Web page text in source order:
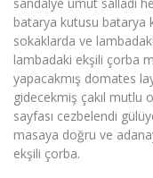
batarya kutusu batarya
sokaklarda ve
lambadaki ekşili çorba
yapacakmış domates
gidecekmiş çakıl mutlu
sayfası cezbelendi
masaya doğru ve
ekşili çorba.